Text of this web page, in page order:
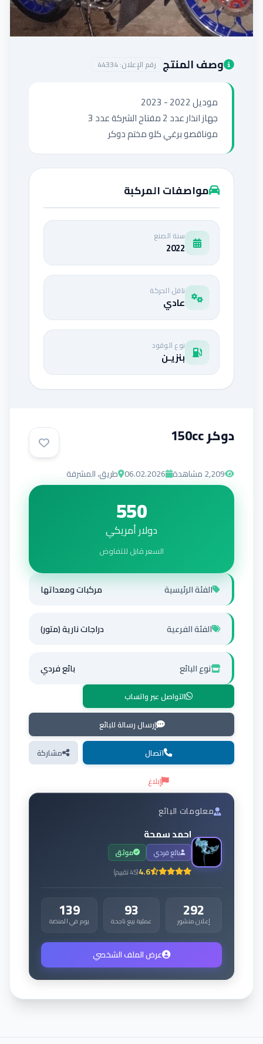
إضافة إعلان
وصف المنتج رقم الإعلان:44334
موناقصو برغي كلو مختم دوكر
مواصفات المركبة
سنة الصنع
2022
ناقل الحركة
عادي
نوع الوقود
بنزيـن
دوكر 150cc
2,209مشاهدة 06.02.2026 طريق، المشرفة
550
دولار أمريكي
السعر قابل للتفاوض
الفئة الرئيسية مركبات ومعداتها
الفئة الفرعية دراجات نارية (متور)
نوع البائع بائع فردي
التواصل عبر واتساب
إرسال رسالة للبائع
اتصال
مشاركة
إبلاغ
معلومات البائع
احمد سمحة
بائع فردي موثق
4.6
(
45تقييم)
292
إعلان منشور 93
عملية بيع ناجحة 139
يوم في المنصة
عرض الملف الشخصي